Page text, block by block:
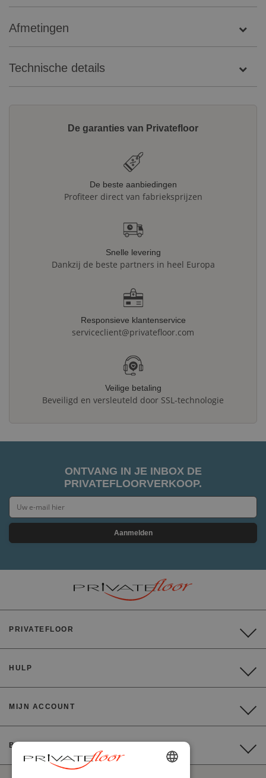
Afmetingen
Technische details
De garanties van Privatefloor
De beste aanbiedingen
Profiteer direct van fabrieksprijzen
Snelle levering
Dankzij de beste partners in heel Europa
Responsieve klantenservice
serviceclient@privatefloor.com
Veilige betaling
Beveiligd en versleuteld door SSL-technologie
ONTVANG IN JE INBOX DE
PRIVATEFLOORVERKOOP.
Aanmelden
PRIVATEFLOOR
HULP
MIJN ACCOUNT
BETALING